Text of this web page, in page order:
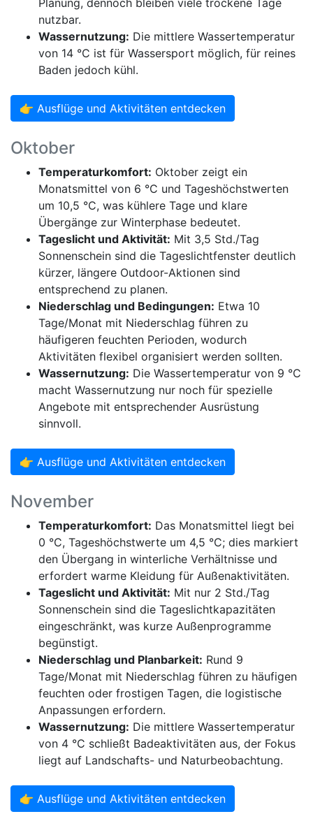
Planung, dennoch bleiben viele trockene Tage
nutzbar.
Wassernutzung: Die mittlere Wassertemperatur
von 14 °C ist für Wassersport möglich, für reines
Baden jedoch kühl.
👉 Ausflüge und Aktivitäten entdecken
Oktober
Temperaturkomfort: Oktober zeigt ein
Monatsmittel von 6 °C und Tageshöchstwerten
um 10,5 °C, was kühlere Tage und klare
Übergänge zur Winterphase bedeutet.
Tageslicht und Aktivität: Mit 3,5 Std./Tag
Sonnenschein sind die Tageslichtfenster deutlich
kürzer, längere Outdoor-Aktionen sind
entsprechend zu planen.
Niederschlag und Bedingungen: Etwa 10
Tage/Monat mit Niederschlag führen zu
häufigeren feuchten Perioden, wodurch
Aktivitäten flexibel organisiert werden sollten.
Wassernutzung: Die Wassertemperatur von 9 °C
macht Wassernutzung nur noch für spezielle
Angebote mit entsprechender Ausrüstung
sinnvoll.
👉 Ausflüge und Aktivitäten entdecken
November
Temperaturkomfort: Das Monatsmittel liegt bei
0 °C, Tageshöchstwerte um 4,5 °C; dies markiert
den Übergang in winterliche Verhältnisse und
erfordert warme Kleidung für Außenaktivitäten.
Tageslicht und Aktivität: Mit nur 2 Std./Tag
Sonnenschein sind die Tageslichtkapazitäten
eingeschränkt, was kurze Außenprogramme
begünstigt.
Niederschlag und Planbarkeit: Rund 9
Tage/Monat mit Niederschlag führen zu häufigen
feuchten oder frostigen Tagen, die logistische
Anpassungen erfordern.
Wassernutzung: Die mittlere Wassertemperatur
von 4 °C schließt Badeaktivitäten aus, der Fokus
liegt auf Landschafts- und Naturbeobachtung.
👉 Ausflüge und Aktivitäten entdecken